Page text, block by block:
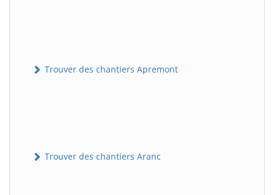
Trouver des chantiers Apremont
Trouver des chantiers Aranc